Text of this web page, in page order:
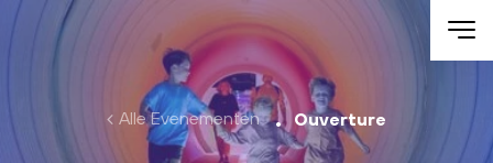
Skip to main content
Alle Evenementen Ouverture